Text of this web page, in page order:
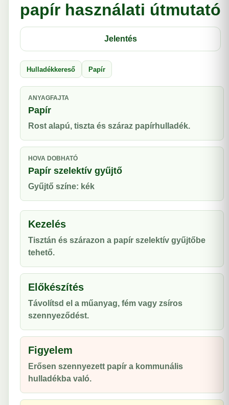
papír használati útmutató
Jelentés
Hulladékkereső Papír
ANYAGFAJTA
Papír
Rost alapú, tiszta és száraz papírhulladék.
HOVA DOBHATÓ
Papír szelektív gyűjtő
Gyűjtő színe: kék
Kezelés
Tisztán és szárazon a papír szelektív gyűjtőbe
tehető.
Előkészítés
Távolítsd el a műanyag, fém vagy zsíros
szennyeződést.
Figyelem
Erősen szennyezett papír a kommunális
hulladékba való.